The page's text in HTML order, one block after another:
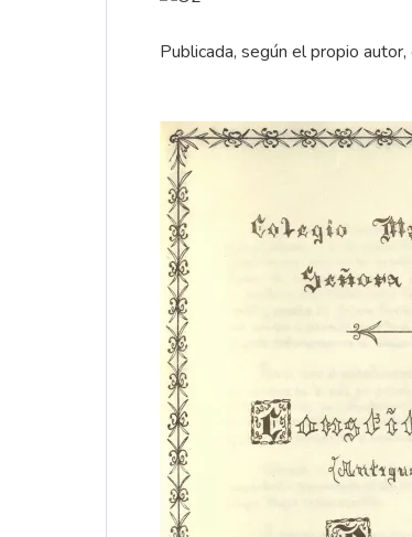
Publicada, según el propio